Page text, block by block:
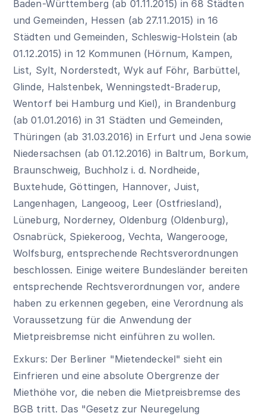
Baden-Württemberg (ab 01.11.2015) in 68 Städten
und Gemeinden, Hessen (ab 27.11.2015) in 16
Städten und Gemeinden, Schleswig-Holstein (ab
01.12.2015) in 12 Kommunen (Hörnum, Kampen,
List, Sylt, Norderstedt, Wyk auf Föhr, Barbüttel,
Glinde, Halstenbek, Wenningstedt-Braderup,
Wentorf bei Hamburg und Kiel), in Brandenburg
(ab 01.01.2016) in 31 Städten und Gemeinden,
Thüringen (ab 31.03.2016) in Erfurt und Jena sowie
Niedersachsen (ab 01.12.2016) in Baltrum, Borkum,
Braunschweig, Buchholz i. d. Nordheide,
Buxtehude, Göttingen, Hannover, Juist,
Langenhagen, Langeoog, Leer (Ostfriesland),
Lüneburg, Norderney, Oldenburg (Oldenburg),
Osnabrück, Spiekeroog, Vechta, Wangerooge,
Wolfsburg, entsprechende Rechtsverordnungen
beschlossen. Einige weitere Bundesländer bereiten
entsprechende Rechtsverordnungen vor, andere
haben zu erkennen gegeben, eine Verordnung als
Voraussetzung für die Anwendung der
Mietpreisbremse nicht einführen zu wollen.
Exkurs: Der Berliner "Mietendeckel" sieht ein
Einfrieren und eine absolute Obergrenze der
Miethöhe vor, die neben die Mietpreisbremse des
BGB tritt. Das "Gesetz zur Neuregelung